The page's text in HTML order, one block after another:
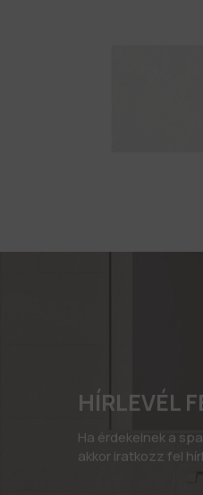
HÍRLEVÉL
Ha érdekelnek a
akkor iratkozz fel